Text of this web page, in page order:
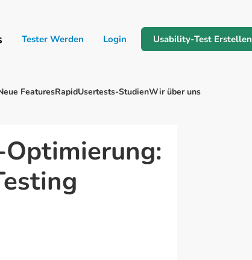
Tester Werden Login Usability-Test Erstellen
FeaturesRapidUsertests-StudienWir über uns